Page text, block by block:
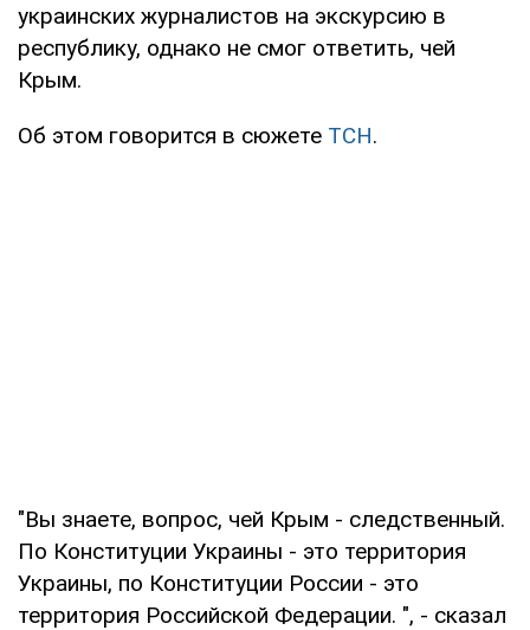
украинских журналистов на экскурсию в
республику, однако не смог ответить, чей
Крым.
Об этом говорится в сюжете ТСН.
"Вы знаете, вопрос, чей Крым - следственный.
По Конституции Украины - это территория
Украины, по Конституции России - это
территория Российской Федерации. ", - сказал